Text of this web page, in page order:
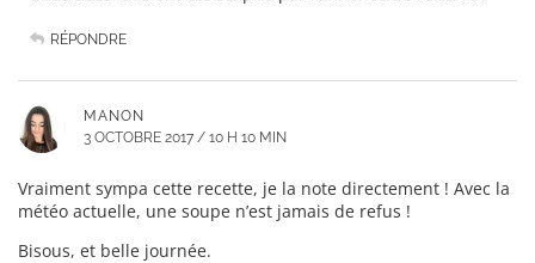
RÉPONDRE
MANON
3 OCTOBRE 2017 / 10 H 10 MIN
Vraiment sympa cette recette, je la note directement ! Avec la
météo actuelle, une soupe n’est jamais de refus !
Bisous, et belle journée.